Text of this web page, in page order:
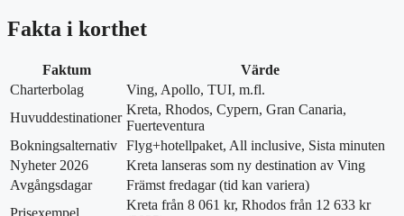
Fakta i korthet
Faktum
Värde
Charterbolag
Ving, Apollo, TUI, m.fl.
Huvuddestinationer
Kreta, Rhodos, Cypern, Gran Canaria,
Fuerteventura
Bokningsalternativ Flyg+hotellpaket, All inclusive, Sista minuten
Nyheter 2026
Kreta lanseras som ny destination av Ving
Avgångsdagar
Främst fredagar (tid kan variera)
Kreta från 8 061 kr, Rhodos från 12 633 kr